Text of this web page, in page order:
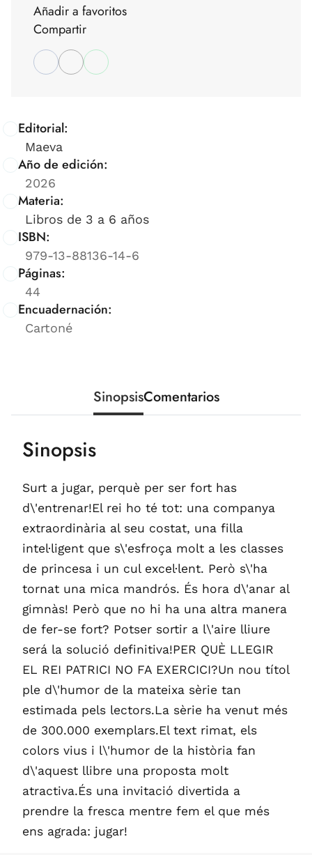
Editorial:
Maeva
Año de edición:
2026
Materia:
Libros de 3 a 6 años
ISBN:
979-13-88136-14-6
Páginas:
44
Encuadernación:
Cartoné
Añadir a favoritos
Compartir
SinopsisComentarios
Sinopsis
Surt a jugar, perquè per ser fort has
d\'entrenar!El rei ho té tot: una companya
extraordinària al seu costat, una filla
intel·ligent que s\'esfroça molt a les classes
de princesa i un cul excel·lent. Però s\'ha
tornat una mica mandrós. És hora d\'anar al
gimnàs! Però que no hi ha una altra manera
de fer-se fort? Potser sortir a l\'aire lliure
será la solució definitiva!PER QUÈ LLEGIR
EL REI PATRICI NO FA EXERCICI?Un nou títol
ple d\'humor de la mateixa sèrie tan
estimada pels lectors.La sèrie ha venut més
de 300.000 exemplars.El text rimat, els
colors vius i l\'humor de la història fan
d\'aquest llibre una proposta molt
atractiva.És una invitació divertida a
prendre la fresca mentre fem el que més
ens agrada: jugar!